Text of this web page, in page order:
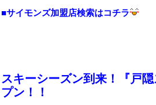
■サイモンズ加盟店検索はコチラ
スキーシーズン到来！『戸
プン！！